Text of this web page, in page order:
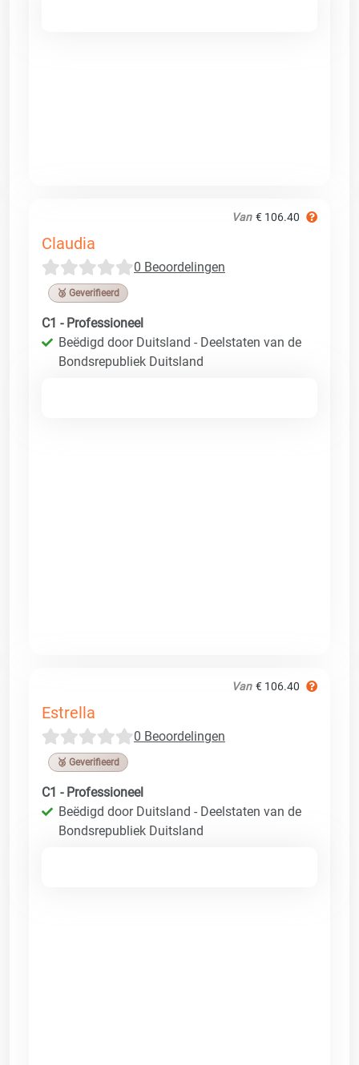
Van € 106.40
Claudia
0 Beoordelingen
🥉 Geverifieerd
C1 - Professioneel
Beëdigd door Duitsland - Deelstaten van de
Bondsrepubliek Duitsland
Van € 106.40
Estrella
0 Beoordelingen
🥉 Geverifieerd
C1 - Professioneel
Beëdigd door Duitsland - Deelstaten van de
Bondsrepubliek Duitsland